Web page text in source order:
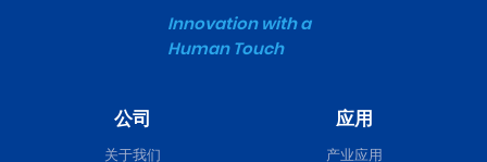
Innovation with a
Human Touch
公司
关于我们
应用
产业应用